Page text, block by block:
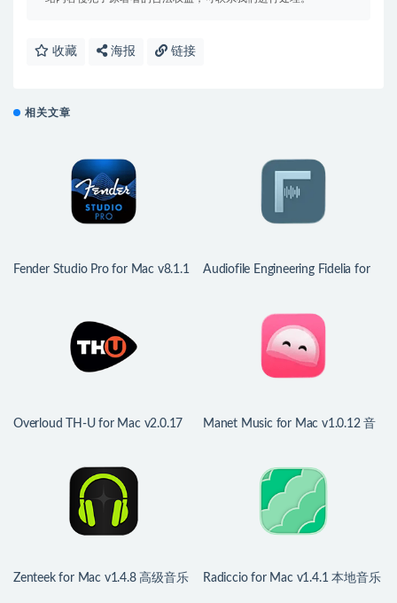
收藏 海报 链接
相关文章
Fender Studio Pro for Mac v8.1.1
Audiofile Engineering Fidelia for
Overloud TH-U for Mac v2.0.17
Manet Music for Mac v1.0.12 音
Zenteek for Mac v1.4.8 高级音乐
Radiccio for Mac v1.4.1 本地音乐